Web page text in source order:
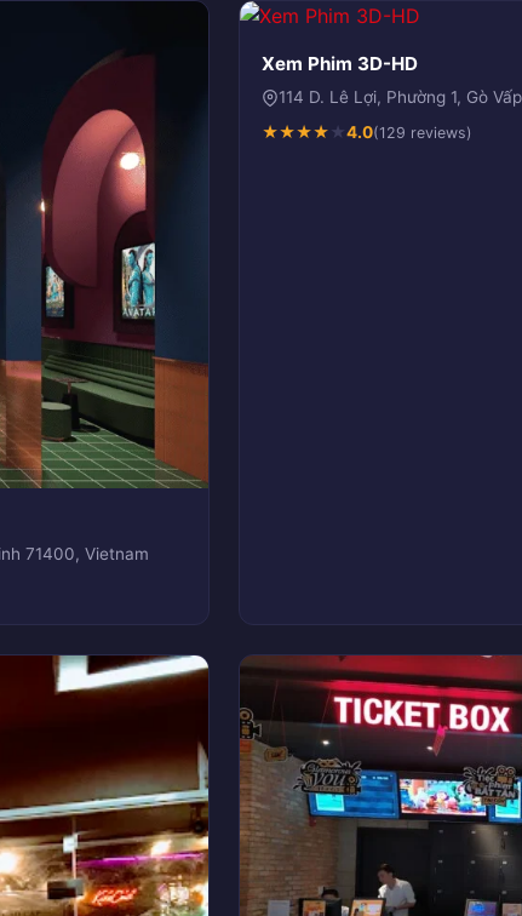
71400, Vietnam
Xem Phim 3D-HD
114 D. Lê Lợi, Phường 1, Gò
★★★★★4.0(129 reviews)